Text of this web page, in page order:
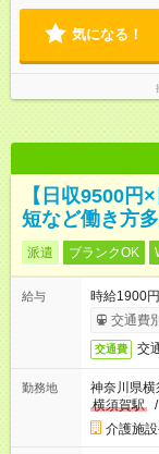
気になる！
【日収9500円
短など働き方
派遣 ブランクOK
給与
時給1900
交通費
交通費 交
勤務地
神奈川県横
横須賀駅
/
介護施